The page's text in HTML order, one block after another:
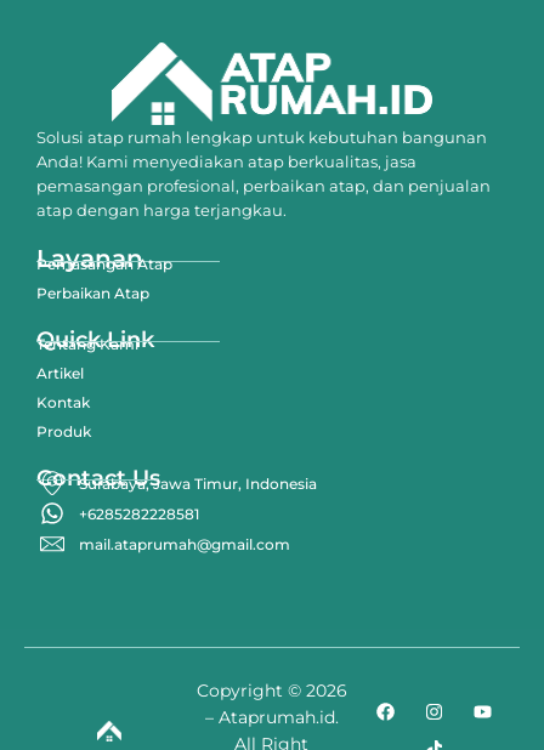
Solusi atap rumah lengkap untuk kebutuhan bangunan
Anda! Kami menyediakan atap berkualitas, jasa
pemasangan profesional, perbaikan atap, dan penjualan
atap dengan harga terjangkau.
Layanan
Pemasangan Atap
Perbaikan Atap
Quick Link
Tentang Kami
Artikel
Kontak
Produk
Contact Us
Surabaya, Jawa Timur, Indonesia
+6285282228581
mail.ataprumah@gmail.com
Copyright © 2026
– Ataprumah.id.
All Right